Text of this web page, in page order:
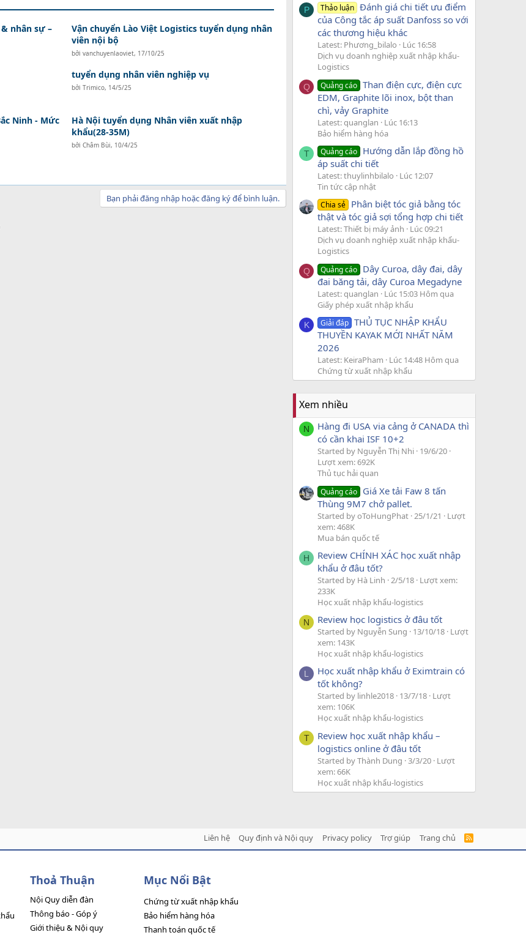
nhân sự –
Vận chuyển Lào Việt Logistics tuyển dụng nhân
viên nội bộ
bởi vanchuyenlaoviet, 17/10/25
tuyển dụng nhân viên nghiệp vụ
bởi Trimico, 14/5/25
Ninh - Mức
Hà Nội tuyển dụng Nhân viên xuất nhập
khẩu(28-35M)
bởi Châm Bùi, 10/4/25
Bạn phải đăng nhập hoặc đăng ký để bình luận.
Link
P Thảo luận Đánh giá chi tiết ưu điểm
của Công tắc áp suất Danfoss so với
các thương hiệu khác
Latest: Phương_bilalo
Lúc 16:58
Dịch vụ doanh nghiệp xuất nhập khẩu-
Logistics
Q Quảng cáo Than điện cực, điện cực
EDM, Graphite lõi inox, bột than
chì, vảy Graphite
Latest: quanglan
Lúc 16:13
Bảo hiểm hàng hóa
T Quảng cáo Hướng dẫn lắp đồng hồ
áp suất chi tiết
Latest: thuylinhbilalo
Lúc 12:07
Tin tức cập nhật
Chia sẻ Phân biệt tóc giả bằng tóc
thật và tóc giả sợi tổng hợp chi tiết
Latest: Thiết bị máy ảnh
Lúc 09:21
Dịch vụ doanh nghiệp xuất nhập khẩu-
Logistics
Q Quảng cáo Dây Curoa, dây đai, dây
đai băng tải, dây Curoa Megadyne
Latest: quanglan
Lúc 15:03 Hôm qua
Giấy phép xuất nhập khẩu
K Giải đáp THỦ TỤC NHẬP KHẨU
THUYỀN KAYAK MỚI NHẤT NĂM
2026
Latest: KeiraPham
Lúc 14:48 Hôm qua
Chứng từ xuất nhập khẩu
Xem nhiều
N
Hàng đi USA via cảng ở CANADA thì
có cần khai ISF 10+2
Started by Nguyễn Thị Nhi 19/6/20
Lượt xem: 692K
Thủ tục hải quan
Quảng cáo Giá Xe tải Faw 8 tấn
Thùng 9M7 chở pallet.
Started by oToHungPhat 25/1/21
Lượt
xem: 468K
Mua bán quốc tế
H
Review CHÍNH XÁC học xuất nhập
khẩu ở đâu tốt?
Started by Hà Linh 2/5/18 Lượt xem:
233K
Học xuất nhập khẩu-logistics
N Review học logistics ở đâu tốt
Started by Nguyễn Sung 13/10/18 Lượt
xem: 143K
Học xuất nhập khẩu-logistics
L
Học xuất nhập khẩu ở Eximtrain có
tốt không?
Started by linhle2018 13/7/18 Lượt
xem: 106K
Học xuất nhập khẩu-logistics
T
Review học xuất nhập khẩu –
logistics online ở đâu tốt
Started by Thành Dung 3/3/20 Lượt
xem: 66K
Học xuất nhập khẩu-logistics
Liên hệ Quy định và Nội quy Privacy policy Trợ giúp Trang chủ
R
Thoả Thuận
Nội Quy diễn đàn
Thông báo - Góp ý
Giới thiệu & Nội quy
Mục Nổi Bật
Chứng từ xuất nhập khẩu
Bảo hiểm hàng hóa
Thanh toán quốc tế